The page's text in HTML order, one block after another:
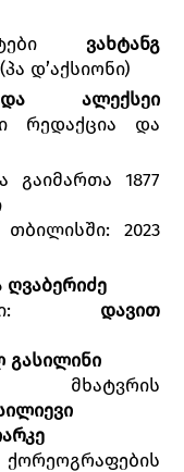
ვახტანგ
დ’აქსიონი)
ალექსეი
რედაქცია და
1877
2023
ღვაბერიძე
დავით
გასილინი